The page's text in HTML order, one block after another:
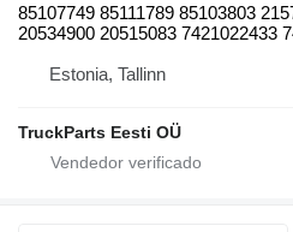
85107749 85111789 85103803
20534900 20515083 7421022433
Estonia, Tallinn
TruckParts Eesti OÜ